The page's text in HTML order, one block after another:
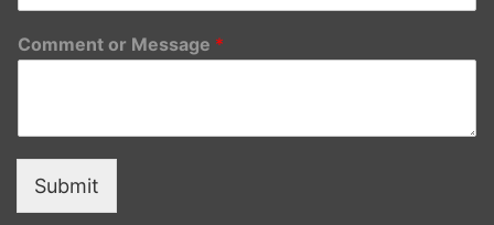
Comment or Message *
Submit